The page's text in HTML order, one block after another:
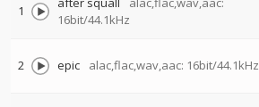
1
16bit/44.1kHz
2 epic alac,flac,wav,aac: 16bit/44.1kHz